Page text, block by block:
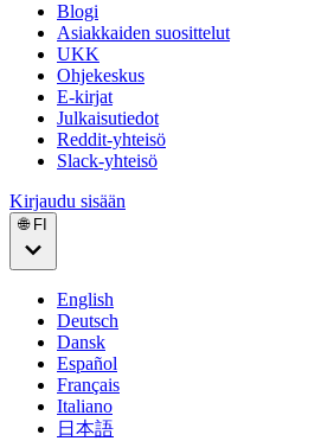
Blogi
Asiakkaiden suosittelut
UKK
Ohjekeskus
E-kirjat
Julkaisutiedot
Reddit-yhteisö
Slack-yhteisö
Kirjaudu sisään
🌐 FI
English
Deutsch
Dansk
Español
Français
Italiano
日本語